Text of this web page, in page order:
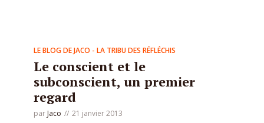
LE BLOG DE JACO - LA TRIBU DES RÉFLÉCHIS
Le conscient et le
subconscient, un premier
regard
par Jaco 21 janvier 2013